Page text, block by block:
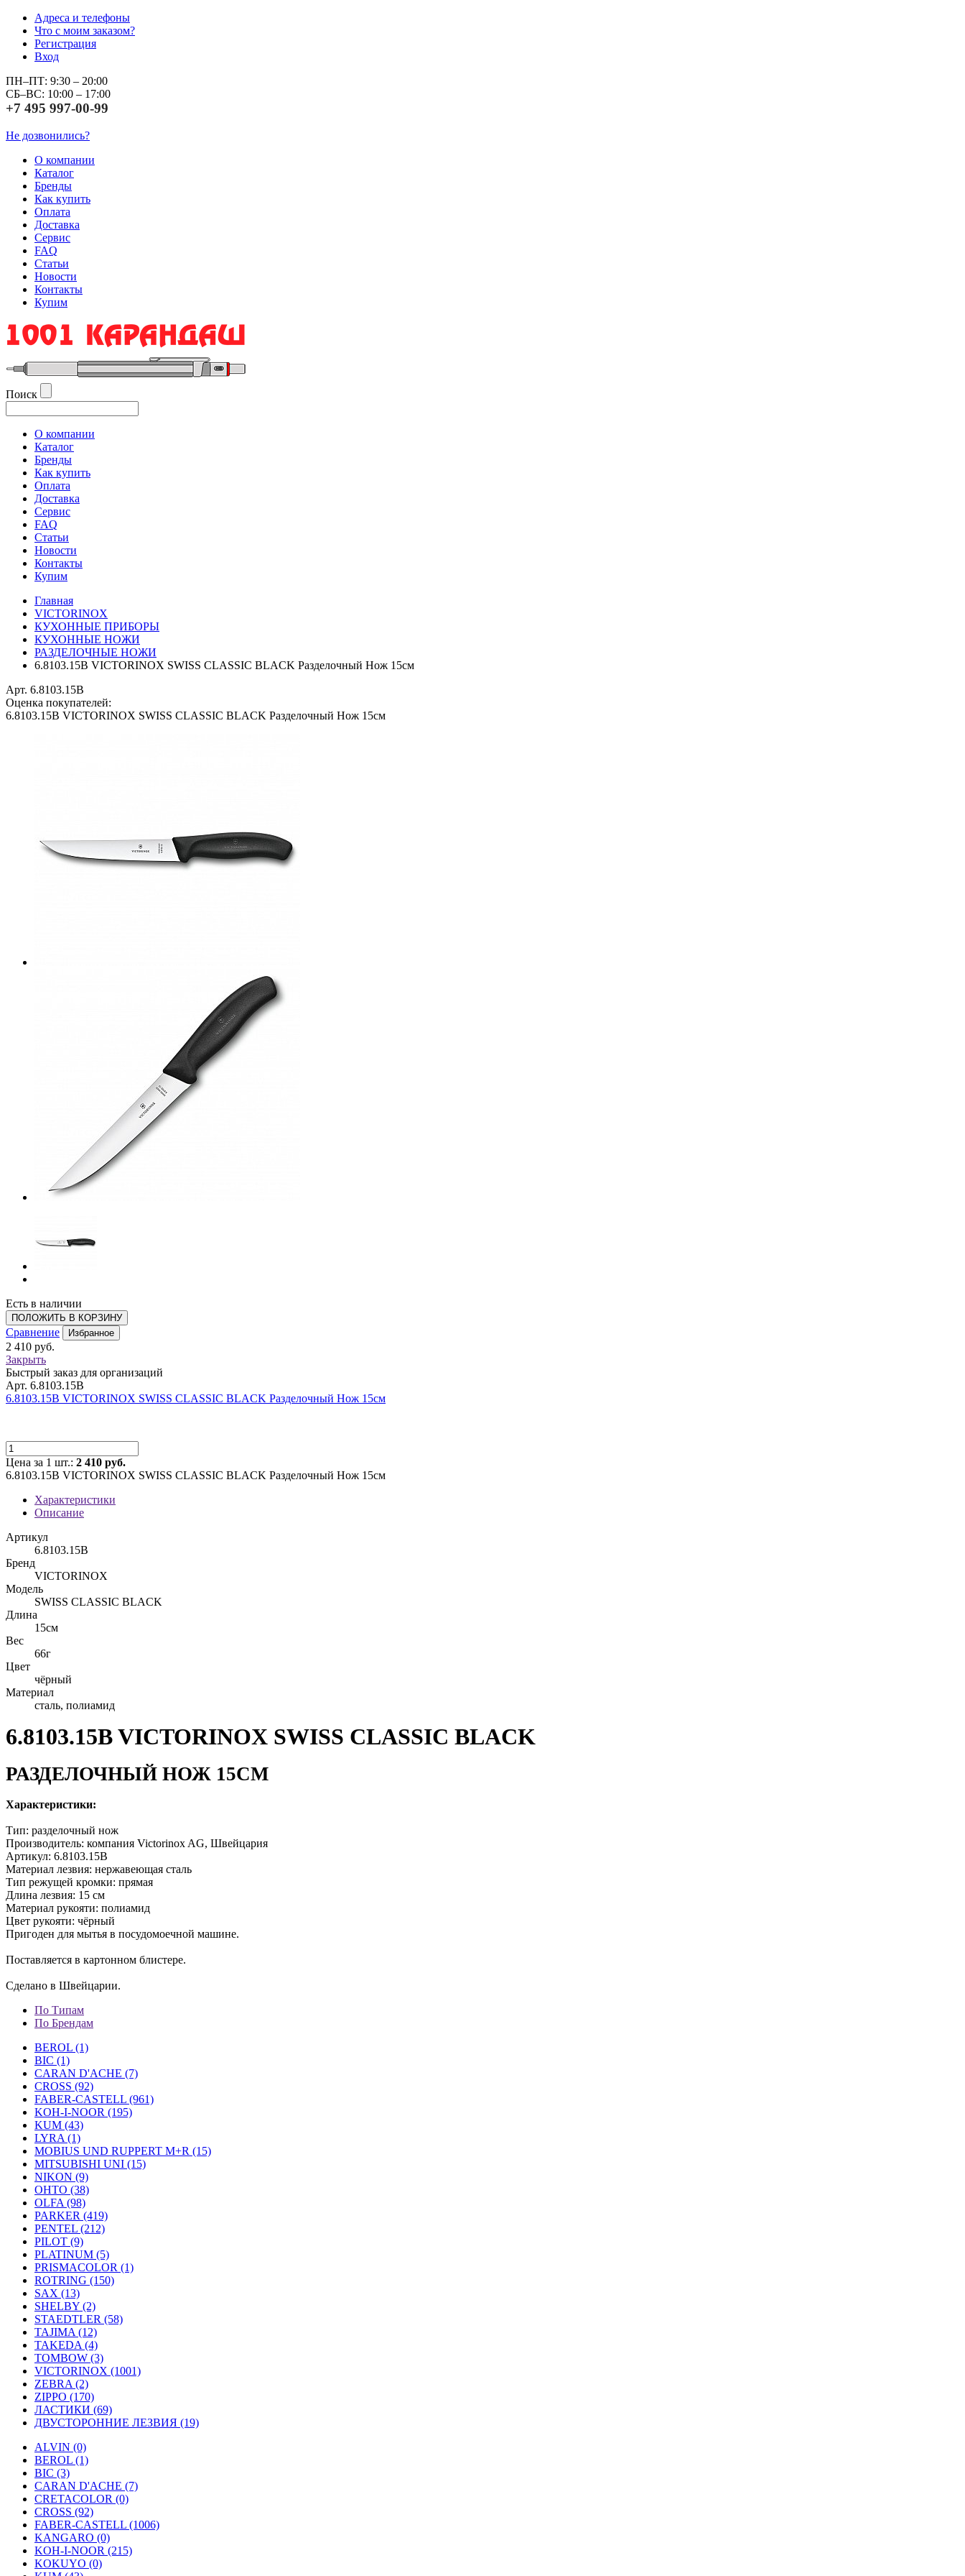
Адреса и телефоны
Что с моим заказом?
Регистрация
Вход
ПН–ПТ: 9:30 – 20:00
СБ–ВС: 10:00 – 17:00
+7 495 997-00-99
Не дозвонились?
О компании
Каталог
Бренды
Как купить
Оплата
Доставка
Сервис
FAQ
Статьи
Новости
Контакты
Купим
Поиск
О компании
Каталог
Бренды
Как купить
Оплата
Доставка
Сервис
FAQ
Статьи
Новости
Контакты
Купим
Главная
VICTORINOX
КУХОННЫЕ ПРИБОРЫ
КУХОННЫЕ НОЖИ
РАЗДЕЛОЧНЫЕ НОЖИ
6.8103.15B VICTORINOX SWISS CLASSIC BLACK Разделочный Нож 15см
Арт. 6.8103.15B
Оценка покупателей:
6.8103.15B VICTORINOX SWISS CLASSIC BLACK Разделочный Нож 15см
Есть в наличии
ПОЛОЖИТЬ В КОРЗИНУ
Сравнение Избранное
2 410 руб.
Закрыть
Быстрый заказ для организаций
Арт. 6.8103.15B
6.8103.15B VICTORINOX SWISS CLASSIC BLACK Разделочный Нож 15см
Цена за 1 шт.: 2 410 руб.
6.8103.15B VICTORINOX SWISS CLASSIC BLACK Разделочный Нож 15см
Характеристики
Описание
Артикул
6.8103.15B
Бренд
VICTORINOX
Модель
SWISS CLASSIC BLACK
Длина
15см
Вес
66г
Цвет
чёрный
Материал
сталь, полиамид
6.8103.15B VICTORINOX SWISS CLASSIC BLACK
РАЗДЕЛОЧНЫЙ НОЖ 15СМ
Характеристики:
Тип: разделочный нож
Производитель: компания Victorinox AG, Швейцария
Артикул: 6.8103.15B
Материал лезвия: нержавеющая сталь
Тип режущей кромки: прямая
Длина лезвия: 15 см
Материал рукояти: полиамид
Цвет рукояти: чёрный
Пригоден для мытья в посудомоечной машине.
Поставляется в картонном блистере.
Сделано в Швейцарии.
По Типам
По Брендам
BEROL (1)
BIC (1)
CARAN D'ACHE (7)
CROSS (92)
FABER-CASTELL (961)
KOH-I-NOOR (195)
KUM (43)
LYRA (1)
MOBIUS UND RUPPERT M+R (15)
MITSUBISHI UNI (15)
NIKON (9)
OHTO (38)
OLFA (98)
PARKER (419)
PENTEL (212)
PILOT (9)
PLATINUM (5)
PRISMACOLOR (1)
ROTRING (150)
SAX (13)
SHELBY (2)
STAEDTLER (58)
TAJIMA (12)
TAKEDA (4)
TOMBOW (3)
VICTORINOX (1001)
ZEBRA (2)
ZIPPO (170)
ЛАСТИКИ (69)
ДВУСТОРОННИЕ ЛЕЗВИЯ (19)
ALVIN (0)
BEROL (1)
BIC (3)
CARAN D'ACHE (7)
CRETACOLOR (0)
CROSS (92)
FABER-CASTELL (1006)
KANGARO (0)
KOH-I-NOOR (215)
KOKUYO (0)